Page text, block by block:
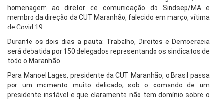
homenagem ao diretor de comunicação do Sindsep/MA e
membro da direção da CUT Maranhão, falecido em março, vítima
de Covid 19.
Durante os dois dias a pauta: Trabalho, Direitos e Democracia
será debatida por 150 delegados representando os sindicatos de
todo o Maranhão.
Para Manoel Lages, presidente da CUT Maranhão, o Brasil passa
por um momento muito delicado, sob o comando de um
presidente instável e que claramente não tem domínio sobre o